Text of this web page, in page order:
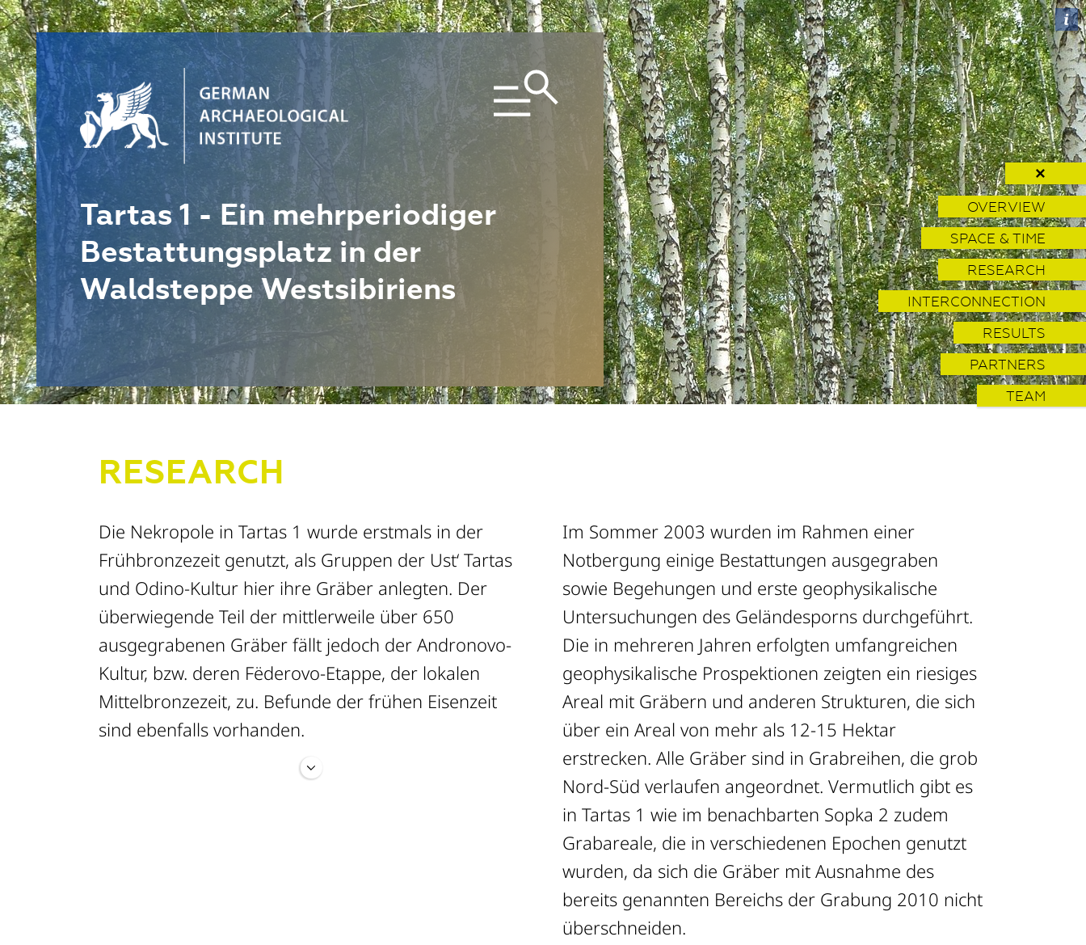
Tartas 1 - Ein mehrperiodiger
Bestattungsplatz in der
Waldsteppe Westsibiriens
✕
OVERVIEW
SPACE & TIME
RESEARCH
INTERCONNECTION
RESULTS
PARTNERS
TEAM
RESEARCH
Die Nekropole in Tartas 1 wurde erstmals in der
Frühbronzezeit genutzt, als Gruppen der Ust‘ Tartas
und Odino-Kultur hier ihre Gräber anlegten. Der
überwiegende Teil der mittlerweile über 650
ausgegrabenen Gräber fällt jedoch der Andronovo-
Kultur, bzw. deren Fëderovo-Etappe, der lokalen
Mittelbronzezeit, zu. Befunde der frühen Eisenzeit
sind ebenfalls vorhanden.
Im Sommer 2003 wurden im Rahmen einer
Notbergung einige Bestattungen ausgegraben
sowie Begehungen und erste geophysikalische
Untersuchungen des Geländesporns durchgeführt.
Die in mehreren Jahren erfolgten umfangreichen
geophysikalische Prospektionen zeigten ein riesiges
Areal mit Gräbern und anderen Strukturen, die sich
über ein Areal von mehr als 12-15 Hektar
erstrecken. Alle Gräber sind in Grabreihen, die grob
Nord-Süd verlaufen angeordnet. Vermutlich gibt es
in Tartas 1 wie im benachbarten Sopka 2 zudem
Grabareale, die in verschiedenen Epochen genutzt
wurden, da sich die Gräber mit Ausnahme des
bereits genannten Bereichs der Grabung 2010 nicht
überschneiden.